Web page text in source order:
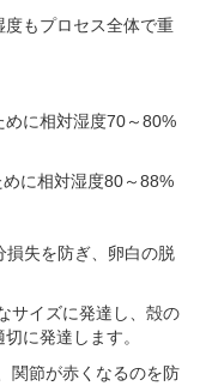
もプロセス全体で重
めに相対湿度70～80%
に相対湿度80～88%
損失を防ぎ、卵白の脱
サイズに発達し、殻の
に発達します。
関節が赤くなるのを防